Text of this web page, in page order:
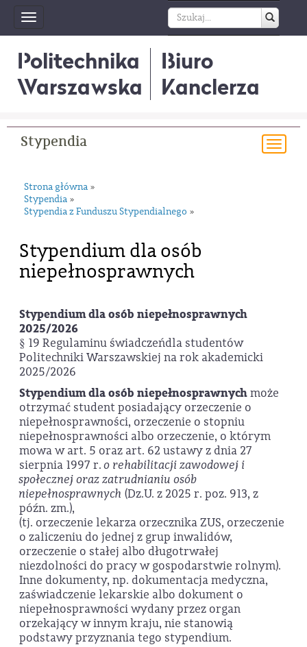
Toggle
navigation
Politechnika
Warszawska
Biuro
Kanclerza
Stypendia
Strona główna »
Stypendia »
Stypendia z Funduszu Stypendialnego »
Stypendium dla osób
niepełnosprawnych
Stypendium dla osób niepełnosprawnych
2025/2026
§ 19 Regulaminu świadczeńdla studentów
Politechniki Warszawskiej na rok akademicki
2025/2026
Stypendium dla osób niepełnosprawnychmoże
otrzymać student posiadający orzeczenie o
niepełnosprawności, orzeczenie o stopniu
niepełnosprawności albo orzeczenie, o którym
mowa w art. 5 oraz art. 62 ustawy z dnia 27
sierpnia 1997 r.o rehabilitacji zawodowej i
społecznej oraz zatrudnianiu osób
niepełnosprawnych (Dz.U. z 2025 r. poz. 913, z
późn. zm.),
(tj. orzeczenie lekarza orzecznika ZUS, orzeczenie
o zaliczeniu do jednej z grup inwalidów,
orzeczenie o stałej albo długotrwałej
niezdolności do pracy w gospodarstwie rolnym).
Inne dokumenty, np. dokumentacja medyczna,
zaświadczenie lekarskie albo dokument o
niepełnosprawności wydany przez organ
orzekający w innym kraju, nie stanowią
podstawy przyznania tego stypendium.